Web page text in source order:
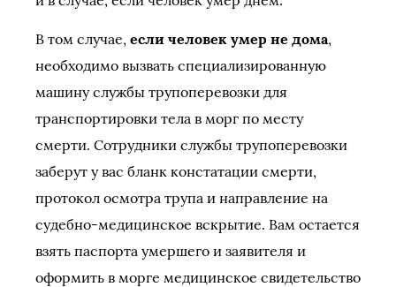
В том случае, если человек умер не дома,
необходимо вызвать специализированную
машину службы трупоперевозки для
транспортировки тела в морг по месту
смерти. Сотрудники службы трупоперевозки
заберут у вас бланк констатации смерти,
протокол осмотра трупа и направление на
судебно-медицинское вскрытие. Вам остается
взять паспорта умершего и заявителя и
оформить в морге медицинское свидетельство